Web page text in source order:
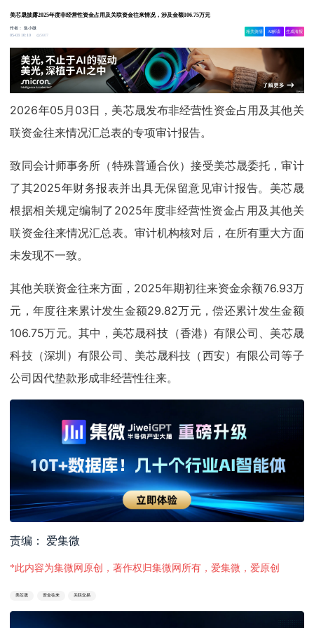
美芯晟披露2025年度非经营性资金占用及关联资金往来情况，涉及金额106.75万元
作者：集小微
05-03 10:10
5607
相关舆情 AI解读 生成海报
2026年05月03日，美芯晟发布非经营性资金占用及其他关
联资金往来情况汇总表的专项审计报告。
致同会计师事务所（特殊普通合伙）接受美芯晟委托，审计
了其2025年财务报表并出具无保留意见审计报告。美芯晟
根据相关规定编制了2025年度非经营性资金占用及其他关
联资金往来情况汇总表。审计机构核对后，在所有重大方面
未发现不一致。
其他关联资金往来方面，2025年期初往来资金余额76.93万
元，年度往来累计发生金额29.82万元，偿还累计发生金额
106.75万元。其中，美芯晟科技（香港）有限公司、美芯晟
科技（深圳）有限公司、美芯晟科技（西安）有限公司等子
公司因代垫款形成非经营性往来。
责编： 爱集微
*此内容为集微网原创，著作权归集微网所有，爱集微，爱原创
美芯晟 资金往来 关联交易